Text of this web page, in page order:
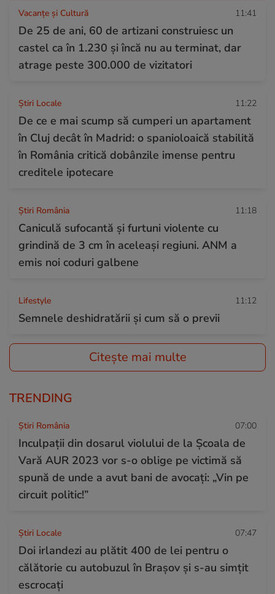
Vacanțe și Cultură 11:41
De 25 de ani, 60 de artizani construiesc un
castel ca în 1.230 și încă nu au terminat, dar
atrage peste 300.000 de vizitatori
Știri Locale 11:22
De ce e mai scump să cumperi un apartament
în Cluj decât în Madrid: o spanioloaică stabilită
în România critică dobânzile imense pentru
creditele ipotecare
Știri România 11:18
Caniculă sufocantă și furtuni violente cu
grindină de 3 cm în aceleași regiuni. ANM a
emis noi coduri galbene
Lifestyle 11:12
Semnele deshidratării și cum să o previi
Citește mai multe
TRENDING
Știri România 07:00
Inculpații din dosarul violului de la Școala de
Vară AUR 2023 vor s-o oblige pe victimă să
spună de unde a avut bani de avocați: „Vin pe
circuit politic!”
Știri Locale 07:47
Doi irlandezi au plătit 400 de lei pentru o
călătorie cu autobuzul în Brașov și s-au simțit
escrocați